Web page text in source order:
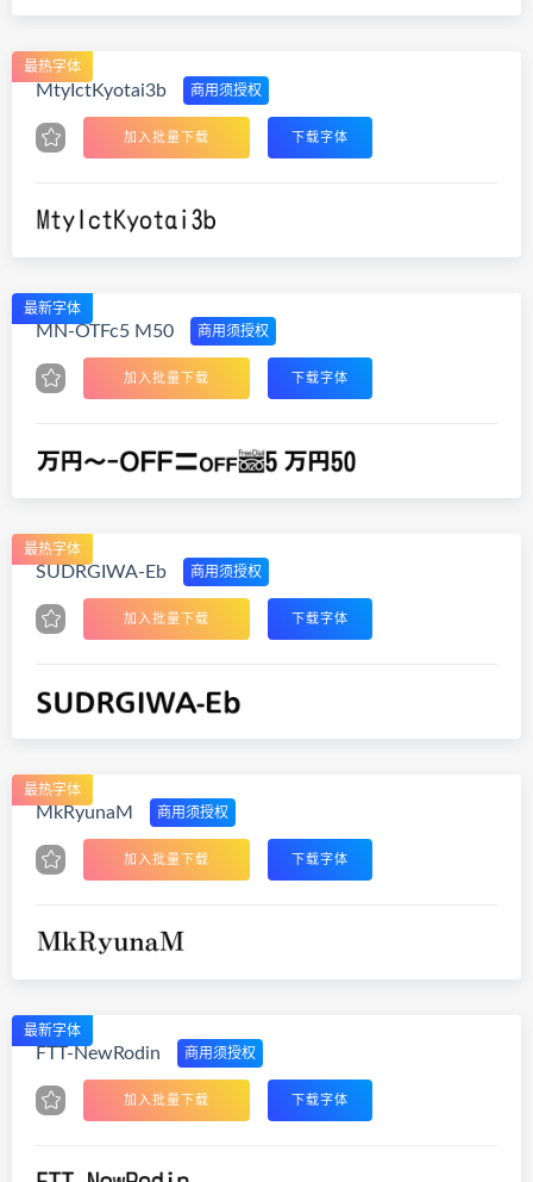
最热字体
MtyIctKyotai3b 商用须授权
加入批量下载 下载字体
最新字体
MN-OTFc5 M50 商用须授权
加入批量下载 下载字体
最热字体
SUDRGIWA-Eb 商用须授权
加入批量下载 下载字体
最热字体
MkRyunaM 商用须授权
加入批量下载 下载字体
最新字体
FTT-NewRodin 商用须授权
加入批量下载 下载字体